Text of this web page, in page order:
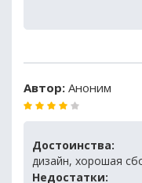
Автор: Аноним
Достоинства:
дизайн, хорошая
Недостатки: